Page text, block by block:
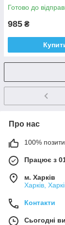
Готово до
985 ₴
Про нас
100%
Працює з
м. Харків
Харків,
Контакти
Сьогодні